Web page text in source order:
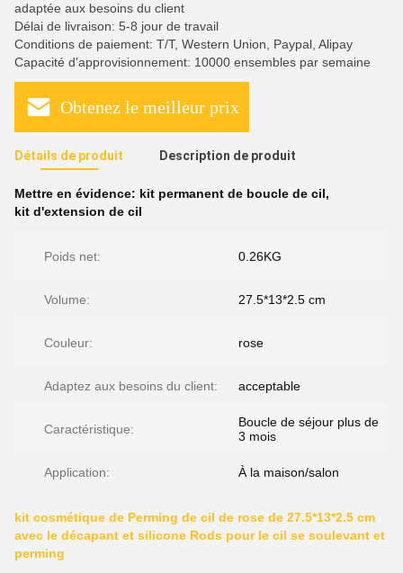
adaptée aux besoins du client
Délai de livraison: 5-8 jour de travail
Conditions de paiement: T/T, Western Union, Paypal, Alipay
Capacité d'approvisionnement: 10000 ensembles par semaine
Obtenez le meilleur prix
Détails de produit Description de produit
Mettre en évidence: kit permanent de boucle de cil,
kit d'extension de cil
Poids net: 0.26KG
Volume: 27.5*13*2.5 cm
Couleur: rose
Adaptez aux besoins du client: acceptable
Caractéristique:
Boucle de séjour plus de
3 mois
Application: À la maison/salon
kit cosmétique de Perming de cil de rose de 27.5*13*2.5 cm
avec le décapant et silicone Rods pour le cil se soulevant et
perming